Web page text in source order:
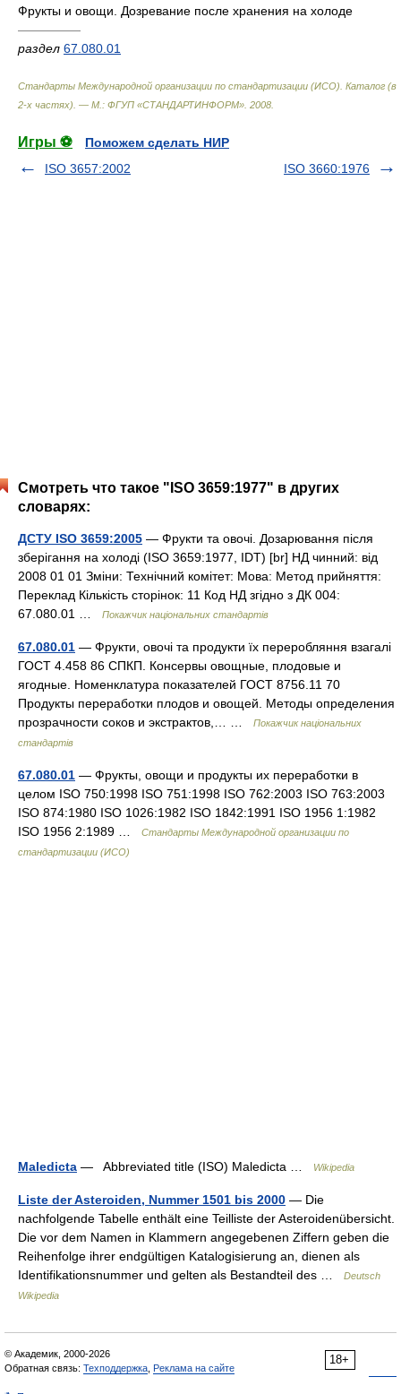
Фрукты и овощи. Дозревание после хранения на холоде
—————
раздел 67.080.01
Стандарты Международной организации по стандартизации (ИСО). Каталог (в
2-х частях). — М.: ФГУП «СТАНДАРТИНФОРМ» 2008
Игры ⚽
Поможем сделать НИР
ISO 3657:2002
ISO 3660:1976
Смотреть что такое "ISO 3659:1977" в других
словарях:
ДСТУ ISO 3659:2005 — Фрукти та овочі. Дозарювання після
зберігання на холоді (ISO 3659:1977, IDT) [br] НД чинний: від
2008 01 01 Зміни: Технічний комітет: Мова: Метод прийняття:
Переклад Кількість сторінок: 11 Код НД згідно з ДК 004:
67.080.01 …
Покажчик національних стандартів
67.080.01 — Фрукти, овочі та продукти їх переробляння взагалі
ГОСТ 4.458 86 СПКП. Консервы овощные, плодовые и
ягодные. Номенклатура показателей ГОСТ 8756.11 70
Продукты переработки плодов и овощей. Методы определения
прозрачности соков и экстрактов,… …
Покажчик національних
стандартів
67.080.01 — Фрукты, овощи и продукты их переработки в
целом ISO 750:1998 ISO 751:1998 ISO 762:2003 ISO 763:2003
ISO 874:1980 ISO 1026:1982 ISO 1842:1991 ISO 1956 1:1982
ISO 1956 2:1989 …
Стандарты Международной организации по
стандартизации (ИСО)
Maledicta — Abbreviated title (ISO) Maledicta … Wikipedia
Liste der Asteroiden, Nummer 1501 bis 2000 — Die
nachfolgende Tabelle enthält eine Teilliste der Asteroidenübersicht.
Die vor dem Namen in Klammern angegebenen Ziffern geben die
Reihenfolge ihrer endgültigen Katalogisierung an, dienen als
Identifikationsnummer und gelten als Bestandteil des …
Deutsch
Wikipedia
18+
© Академик, 2000-2026
Обратная связь: Техподдержка Реклама на сайте